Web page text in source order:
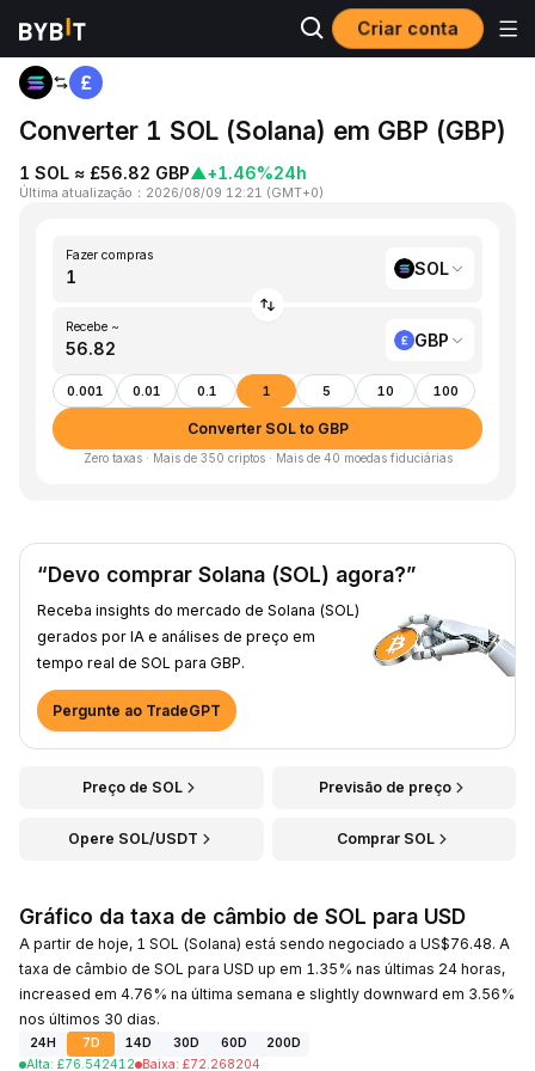
Criar conta
Página inicial
Converter 1 SOL (Solana) em GBP (GBP)
1 SOL ≈ £56.82 GBP▲+1.46%24h
Última atualização ： 2026/08/09 12:21 (GMT+0)
Fazer compras
SOL
Recebe ~
GBP
0.001 0.01 0.1 1 5 10 100
Converter SOL to GBP
Zero taxas · Mais de 350 criptos · Mais de 40 moedas fiduciárias
“Devo comprar Solana (SOL) agora?”
Receba insights do mercado de Solana (SOL)
gerados por IA e análises de preço em
tempo real de SOL para GBP.
Pergunte ao TradeGPT
Preço de SOL Previsão de preço
Opere SOL/USDT Comprar SOL
Gráfico da taxa de câmbio de SOL para USD
A partir de hoje, 1 SOL (Solana) está sendo negociado a US$76.48. A
taxa de câmbio de SOL para USD up em 1.35% nas últimas 24 horas,
increased em 4.76% na última semana e slightly downward em 3.56%
nos últimos 30 dias.
24H 7D 14D 30D 60D
200D
Alta: £76.542412 Baixa: £72.268204